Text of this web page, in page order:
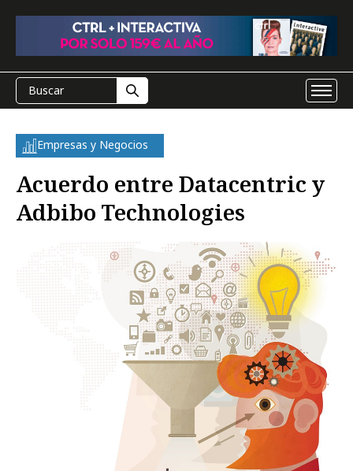
Empresas y Negocios
Acuerdo entre Datacentric y
Adbibo Technologies